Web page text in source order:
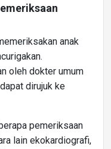
anak
oleh dokter umum
dirujuk ke
pemeriksaan
lain ekokardiografi,